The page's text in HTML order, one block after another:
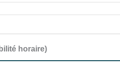
horaire)